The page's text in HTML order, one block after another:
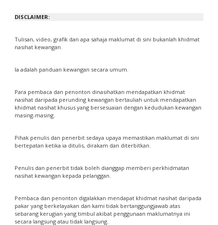
DISCLAIMER:
Tulisan, video, grafik dan apa sahaja maklumat di sini bukanlah khidmat
nasihat kewangan.
Ia adalah panduan kewangan secara umum.
Para pembaca dan penonton dinasihatkan mendapatkan khidmat
nasihat daripada perunding kewangan bertauliah untuk mendapatkan
khidmat nasihat khusus yang bersesuaian dengan kedudukan kewangan
masing-masing.
Pihak penulis dan penerbit sedaya upaya memastikan maklumat di sini
bertepatan ketika ia ditulis, dirakam dan diterbitkan.
Penulis dan penerbit tidak boleh dianggap memberi perkhidmatan
nasihat kewangan kepada pelanggan.
Pembaca dan penonton digalakkan mendapat khidmat nasihat daripada
pakar yang berkelayakan dan kami tidak bertanggungjawab atas
sebarang kerugian yang timbul akibat penggunaan maklumatnya ini
secara langsung atau tidak langsung.